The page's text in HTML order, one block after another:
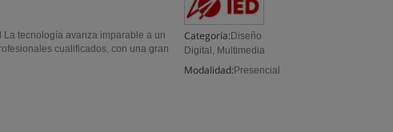
Categoría: Diseño
Digital, Multimedia
Modalidad: Presencial
tecnología avanza imparable a un
cualificados, con una gran